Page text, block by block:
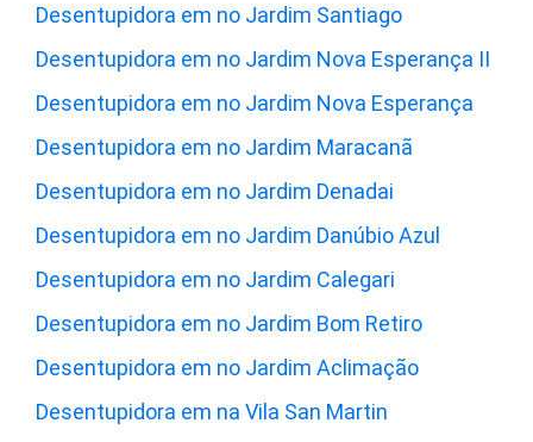
Desentupidora em no Jardim Santiago
Desentupidora em no Jardim Nova Esperança II
Desentupidora em no Jardim Nova Esperança
Desentupidora em no Jardim Maracanã
Desentupidora em no Jardim Denadai
Desentupidora em no Jardim Danúbio Azul
Desentupidora em no Jardim Calegari
Desentupidora em no Jardim Bom Retiro
Desentupidora em no Jardim Aclimação
Desentupidora em na Vila San Martin